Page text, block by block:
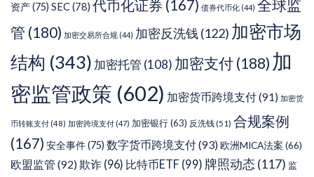
资产(75) SEC(78) 代币化证券 (167) 债券代币化 (44) 全球监
管 (180) 加密交易所合规 (44) 加密反洗钱 (122) 加密市场
结构 (343) 加密托管 (108) 加密支付 (188) 加
密监管政策 (602) 加密货币跨境支付(91) 加密货
币转账支付 (48) 加密跨境支付 (47) 加密银行(63) 反洗钱(51) 合规案例
(167) 安全事件(75) 数字货币跨境支付(93)欧洲MICA法案 (66)
欧盟监管 (92)欺诈 (96) 比特币ETF (99) 牌照动态 (117) 监